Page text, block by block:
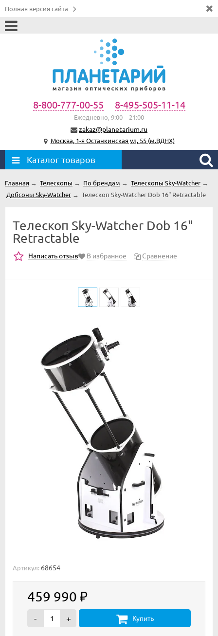
Полная версия сайта
8-800-777-00-55 8-495-505-11-14
Ежедневно, 9:00—21:00
zakaz@planetarium.ru
Москва, 1-я Останкинская ул, 55 (м.ВДНХ)
Каталог товаров
Главная → Телескопы → По брендам → Телескопы Sky-Watcher →
Добсоны Sky-Watcher → Телескоп Sky-Watcher Dob 16" Retractable
Телескоп Sky-Watcher Dob 16"
Retractable
Написать отзыв В избранное Сравнение
Артикул: 68654
459 990 ₽
- + Купить